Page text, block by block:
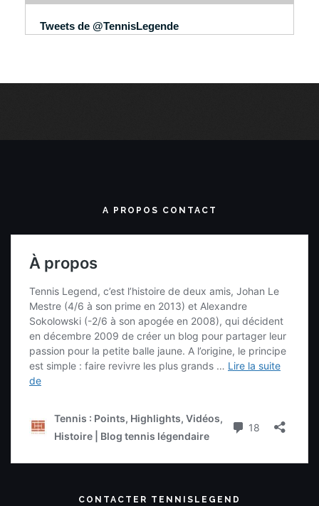
Tweets de @TennisLegende
A PROPOS CONTACT
CONTACTER TENNISLEGEND